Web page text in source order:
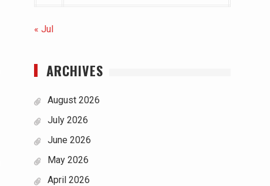
« Jul
ARCHIVES
August 2026
July 2026
June 2026
May 2026
April 2026